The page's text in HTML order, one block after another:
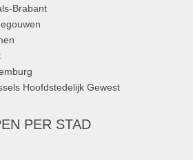
Brabant
Hoofdstedelijk Gewest
PER STAD